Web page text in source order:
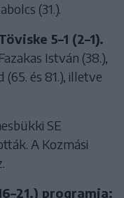
(31.).
5–1 (2–1).
István (38.),
és 81.), illetve
SE
A Kozmási
programja: